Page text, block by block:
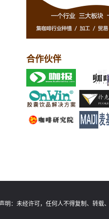
合作伙伴
明： 未经许可，任何人不得复制、转载